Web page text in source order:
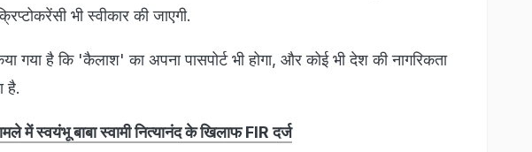
भी स्वीकार की जाएगी.
गया है कि 'कैलाश' का अपना पासपोर्ट भी होगा, और कोई भी देश की नागरिकता
है.
में स्वयंभू बाबा स्वामी नित्यानंद के खिलाफ FIR दर्ज